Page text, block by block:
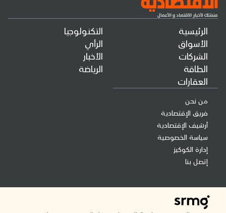
الرئيسية
الأسواق
الشركات
الطاقة
العقارات
التكنولوجيا
الرأي
الأخبار
الرياضة
من نحن
فريق الإقتصادية
أرشيف الإقتصادية
سياسة الخصوصية
إدارة الكوكيز
إتصل بنا